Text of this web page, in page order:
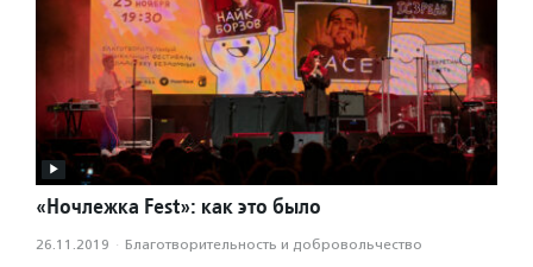
«Ночлежка Fest»: как это было
26.11.2019 · Благотвори­тель­ность и доброволь­чест­во